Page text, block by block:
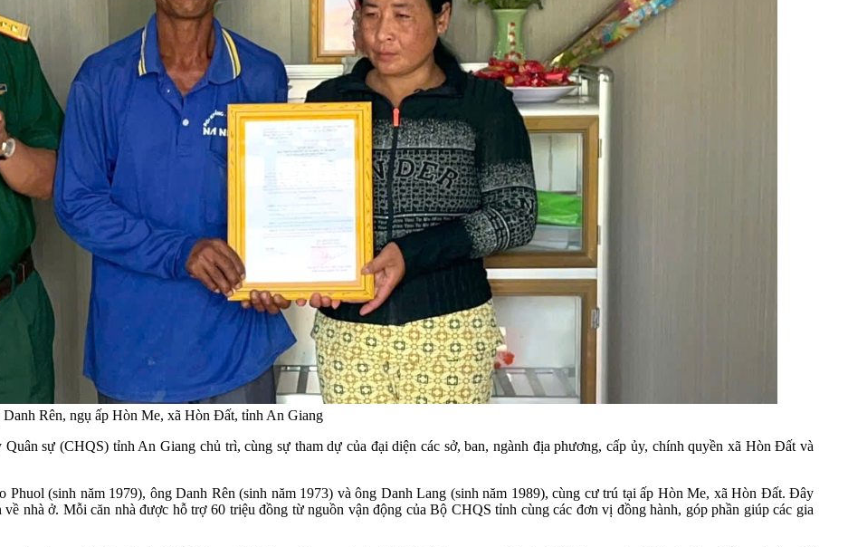
Rên, ngụ ấp Hòn Me, xã Hòn Đất, tỉnh An Giang
sự (CHQS) tỉnh An Giang chủ trì, cùng sự tham dự của đại diện các sở, ban, ngành địa phương, cấp ủy, chính quyền xã Hòn Đất và
Phuol (sinh năm 1979), ông Danh Rên (sinh năm 1973) và ông Danh Lang (sinh năm 1989), cùng cư trú tại ấp Hòn Me, xã Hòn Đất. Đây
nhà ở. Mỗi căn nhà được hỗ trợ 60 triệu đồng từ nguồn vận động của Bộ CHQS tỉnh cùng các đơn vị đồng hành, góp phần giúp các gia